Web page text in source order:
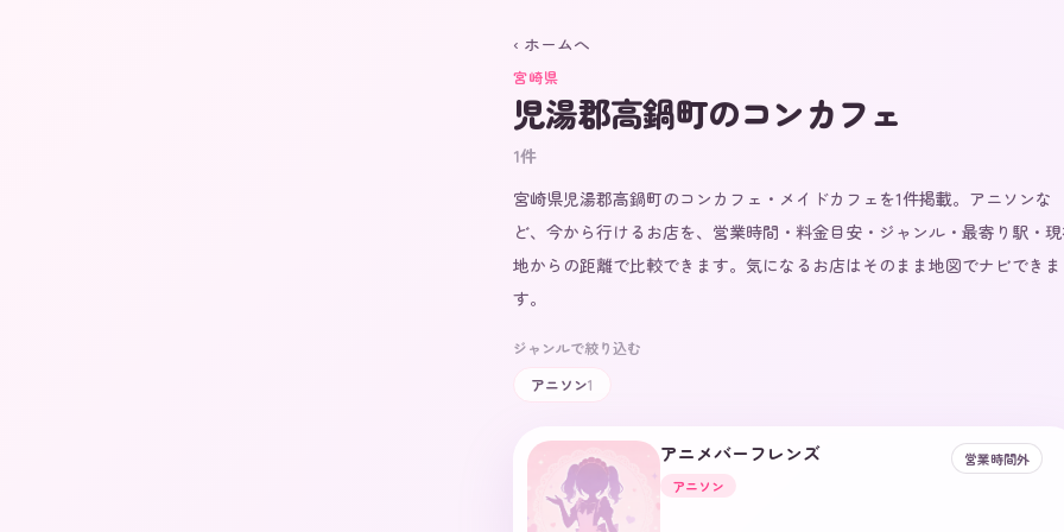
‹ ホームへ
宮崎県
児湯郡高鍋町のコンカフェ
1件
宮崎県児湯郡高鍋町のコンカフェ・メイドカフェを1件掲載。アニソンな
ど、今から行けるお店を、営業時間・料金目安・ジャンル・最寄り駅・
地からの距離で比較できます。気になるお店はそのまま地図でナビできま
す。
ジャンルで絞り込む
アニソン1
アニメバーフレンズ
営業時間外
アニソン